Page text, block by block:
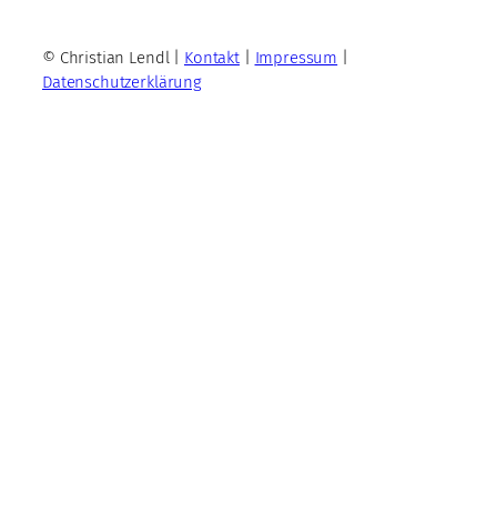
© Christian Lendl | Kontakt| Impressum
Datenschutzerklärung